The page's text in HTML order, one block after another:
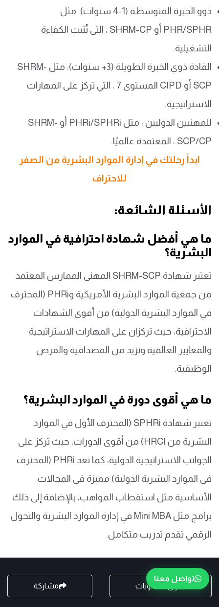
جدول المحتويات مشاركة
ذوو الخبرة المتوسطة (1-4 سنوات): مثل
PHR/SPHR أو SHRM-CP ، التي تُثبت الكفاءة
التشغيلية.
القادة ذوي الخبرة الطويلة (3+ سنوات): مثل SHRM-
SCP أو CIPD المستوى 7 ، التي تركز على المهارات
الاستراتيجية.
للمهنيين الدوليين : مثل PHRi/SPHRi أو SHRM-
SCP/CP ، المعتمدة عالميًا.
ابدأ رحلتك في إدارة الموارد البشرية من الصفر
للاحتراف
الأسئلة الشائعة:
ما هي أفضل شهادة احترافية في الموارد
البشرية؟
تعتبر شهادة SHRM-SCP المهني الممارس المعتمد
من جمعية الموارد البشرية الأمريكية وPHRi (المحترف
في الموارد البشرية الدولية) من أقوى الشهادات
الاحترافية، حيث تركزان على المهارات الاستراتيجية
والمعايير العالمية وتزيد من المصداقية والفرص
الوظيفية.
ما هي أقوى دورة في الموارد البشرية؟
تعتبر شهادة SPHRi (المحترف الأول في الموارد
البشرية من HRCI) من أقوى الدورات، حيث تركز على
الجوانب الاستراتيجية الدولية، كما تعد PHRi (المحترف
في الموارد البشرية الدولية) مميزة في المجالات
الأساسية مثل استقطاب المواهب، بالإضافة إلى ذلك
برامج مثل Mini MBA في إدارة الموارد البشرية والتحول
الرقمي تقدم تدريب متكامل.
ما هي أفضل دبلومة في مجال الموارد
البشرية؟
تواصل معنا